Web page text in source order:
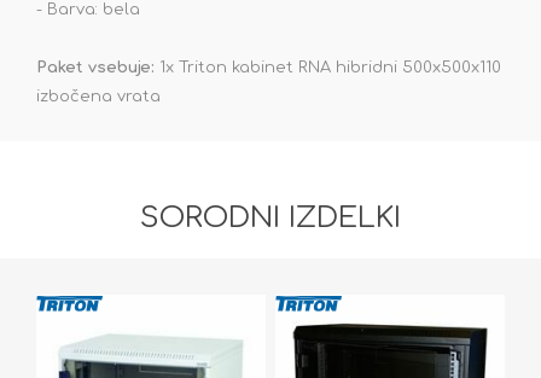
- Barva: bela
Paket vsebuje: 1x
Triton kabinet RNA hibridni 500x500x110
izbočena vrata
SORODNI IZDELKI